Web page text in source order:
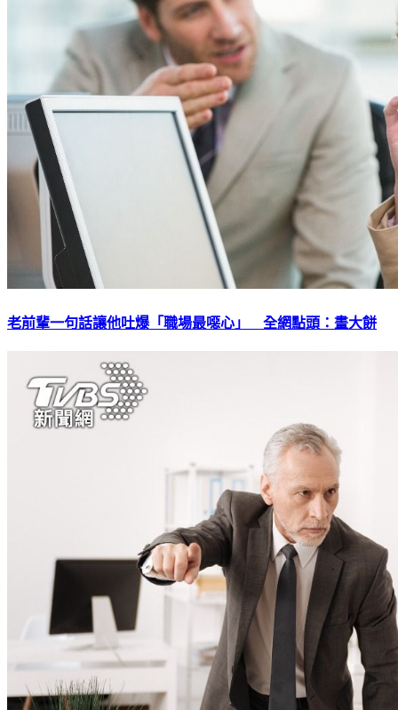
老前輩一句話讓他吐爆「職場最噁心」 全網點頭：畫大餅